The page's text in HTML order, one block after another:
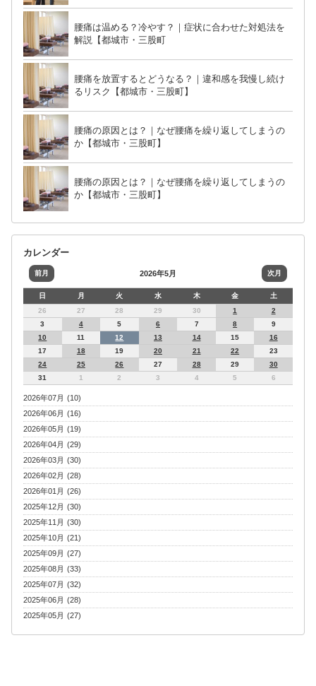
腰痛は温める？冷やす？｜症状に合わせた対処法を
解説【都城市・三股町
腰痛を放置するとどうなる？｜違和感を我慢し続け
るリスク【都城市・三股町】
腰痛の原因とは？｜なぜ腰痛を繰り返してしまうの
か【都城市・三股町】
腰痛の原因とは？｜なぜ腰痛を繰り返してしまうの
か【都城市・三股町】
カレンダー
前月 2026年5月 次月
日 月 火 水 木 金
土
26
27 28 29 30 1
2
3
4 5 6 7 8
9
10
11 12 13 14 15
16
17
18 19 20 21 22
23
24
25 26 27 28 29
30
31
1 2 3 4 5 6
2026年07月 (10)
2026年06月 (16)
2026年05月 (19)
2026年04月 (29)
2026年03月 (30)
2026年02月 (28)
2026年01月 (26)
2025年12月 (30)
2025年11月 (30)
2025年10月 (21)
2025年09月 (27)
2025年08月 (33)
2025年07月 (32)
2025年06月 (28)
2025年05月 (27)